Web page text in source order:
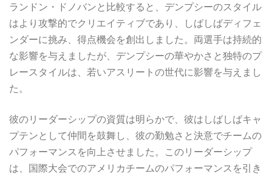
ランドン・ドノバンと比較すると、デンプシーのスタイル
はより攻撃的でクリエイティブであり、しばしばディフェ
ンダーに挑み、得点機会を創出しました。両選手は持続的
な影響を与えましたが、デンプシーの華やかさと独特のプ
レースタイルは、若いアスリートの世代に影響を与えまし
た。
彼のリーダーシップの資質は明らかで、彼はしばしばキャ
プテンとして仲間を鼓舞し、彼の勤勉さと決意でチームの
パフォーマンスを向上させました。このリーダーシップ
は、国際大会でのアメリカチームのパフォーマンスを引き